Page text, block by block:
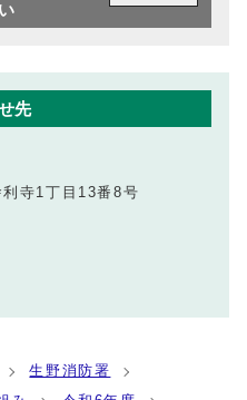
先
寺1丁目13番8号
生野消防署